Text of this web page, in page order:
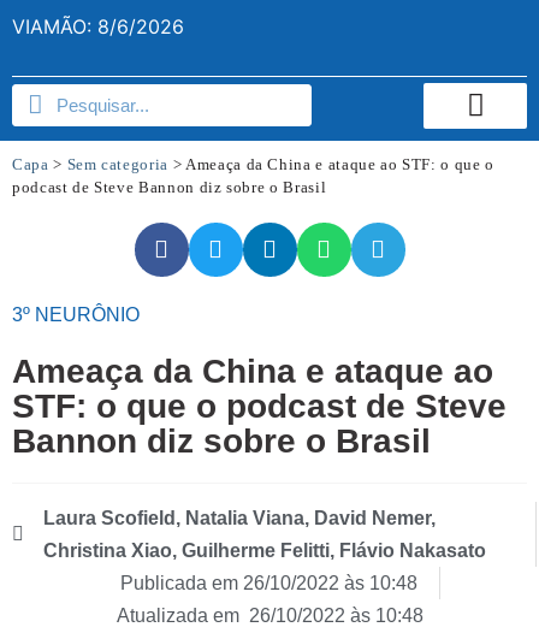
VIAMÃO: 8/6/2026
Capa > Sem categoria > Ameaça da China e ataque ao STF: o que o
podcast de Steve Bannon diz sobre o Brasil
3º NEURÔNIO
Ameaça da China e ataque ao
STF: o que o podcast de Steve
Bannon diz sobre o Brasil
Laura Scofield, Natalia Viana, David Nemer,
Christina Xiao, Guilherme Felitti, Flávio Nakasato
Publicada em 26/10/2022 às 10:48
Atualizada em 26/10/2022 às 10:48